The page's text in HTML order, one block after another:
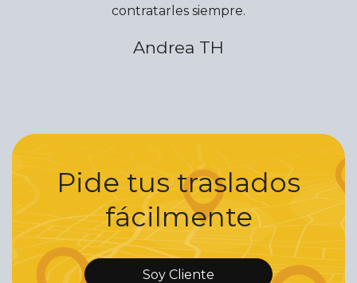
contratarles siempre.
Andrea TH
Pide tus traslados
fácilmente
Soy Cliente